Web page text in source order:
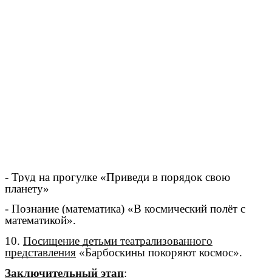
- Труд на прогулке «Приведи в порядок свою
планету»
- Познание (математика) «В космический полёт с
математикой».
10. Посищение детьми театрализованного
представления «Барбоскины покоряют космос».
Заключительный этап: